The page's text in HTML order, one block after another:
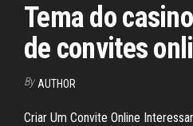
Tema do
de convites
By AUTHOR
Criar Um Convite Online